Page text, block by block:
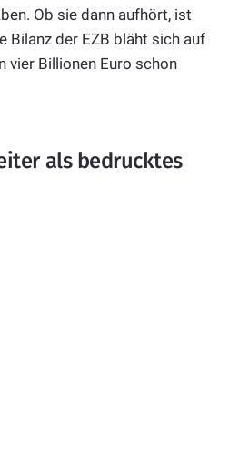
Ob sie dann aufhört, ist
Bilanz der EZB bläht sich auf
vier Billionen Euro schon
als bedrucktes